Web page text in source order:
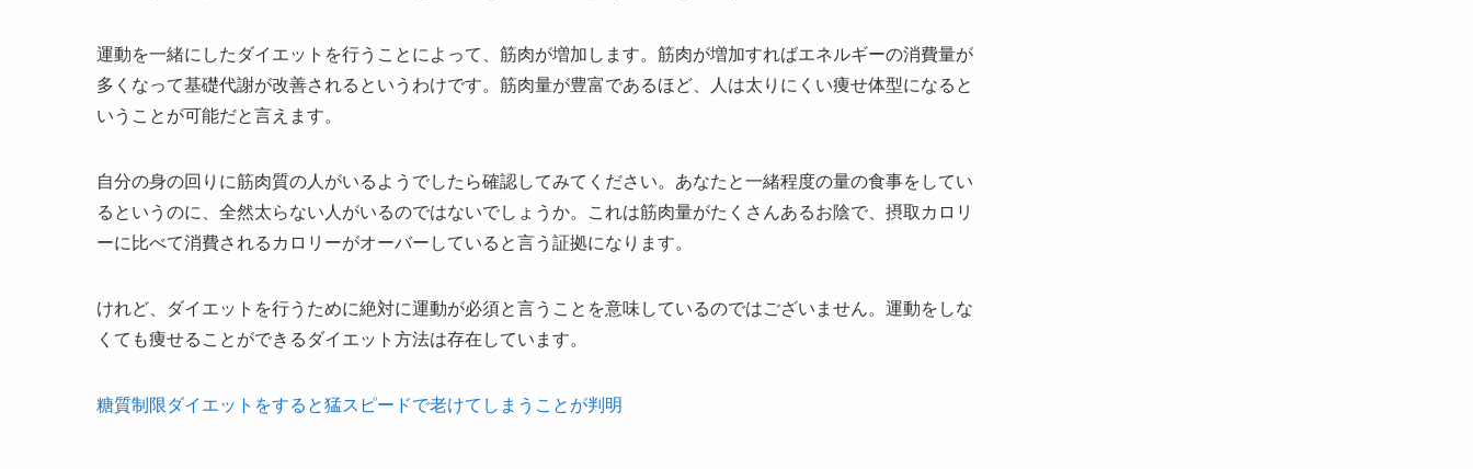
運動を一緒にしたダイエットを行うことによって、筋肉が増加します。筋肉が増加すればエネルギーの消費量が
多くなって基礎代謝が改善されるというわけです。筋肉量が豊富であるほど、人は太りにくい痩せ体型になると
いうことが可能だと言えます。
自分の身の回りに筋肉質の人がいるようでしたら確認してみてください。あなたと一緒程度の量の食事をしてい
るというのに、全然太らない人がいるのではないでしょうか。これは筋肉量がたくさんあるお陰で、摂取カロリ
ーに比べて消費されるカロリーがオーバーしていると言う証拠になります。
けれど、ダイエットを行うために絶対に運動が必須と言うことを意味しているのではございません。運動をしな
くても痩せることができるダイエット方法は存在しています。
糖質制限ダイエットをすると猛スピードで老けてしまうことが判明